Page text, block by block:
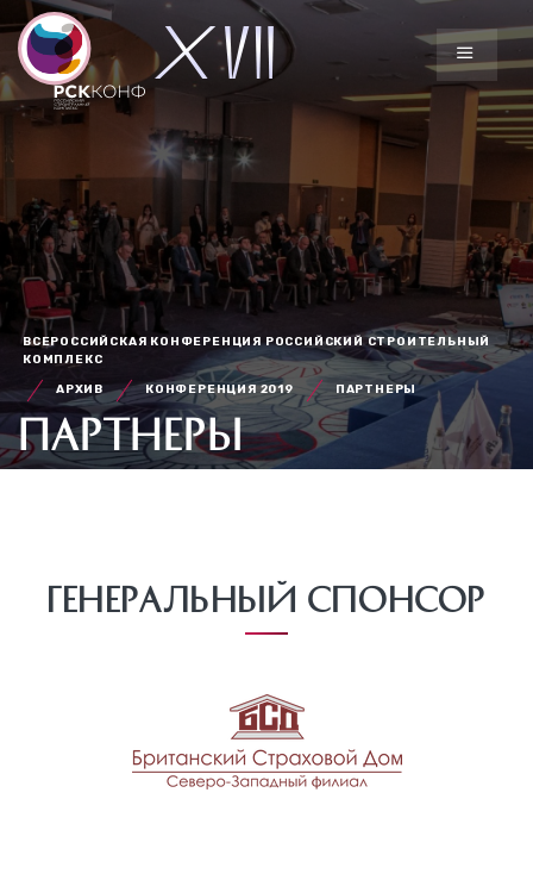
ВСЕРОССИЙСКАЯ КОНФЕРЕНЦИЯ РОССИЙСКИЙ СТРОИТЕЛЬНЫЙ
КОМПЛЕКС
АРХИВ КОНФЕРЕНЦИЯ 2019 ПАРТНЕРЫ
ПАРТНЕРЫ
Генеральный спонсор